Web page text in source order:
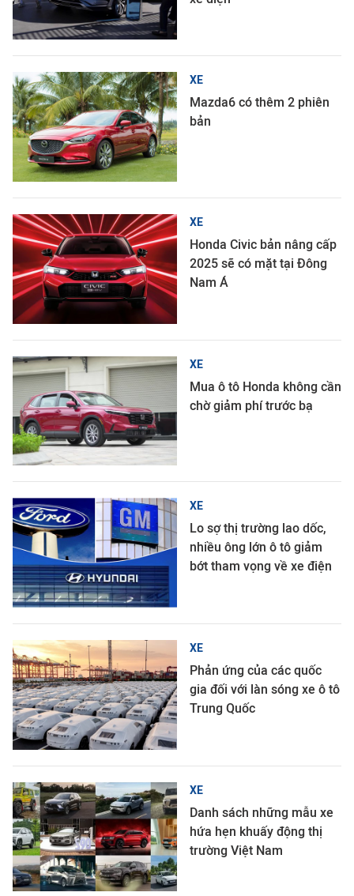
XE
Mazda6 có thêm 2 phiên
bản
XE
Honda Civic bản nâng cấp
2025 sẽ có mặt tại Đông
Nam Á
XE
Mua ô tô Honda không cần
chờ giảm phí trước bạ
XE
Lo sợ thị trường lao dốc,
nhiều ông lớn ô tô giảm
bớt tham vọng về xe điện
XE
Phản ứng của các quốc
gia đối với làn sóng xe ô tô
Trung Quốc
XE
Danh sách những mẫu xe
hứa hẹn khuấy động thị
trường Việt Nam